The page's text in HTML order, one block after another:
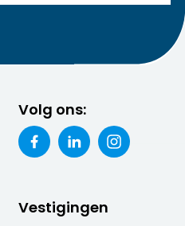
Volg ons:
Vestigingen